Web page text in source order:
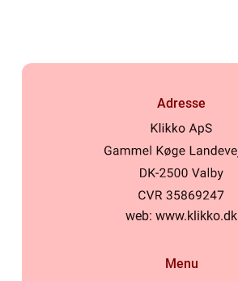
Adresse
web: www.klikko.dk
Menu